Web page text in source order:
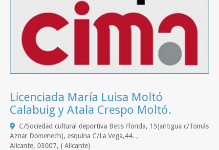
Licenciada María Luisa Moltó
Calabuig y Atala Crespo Moltó.
C/Sociedad cultural deportiva Betis Florida, 15(antigua c/Tomás
Aznar Domenech), esquina C/La Vega,44. ,
Alicante, 03007, ( Alicante)